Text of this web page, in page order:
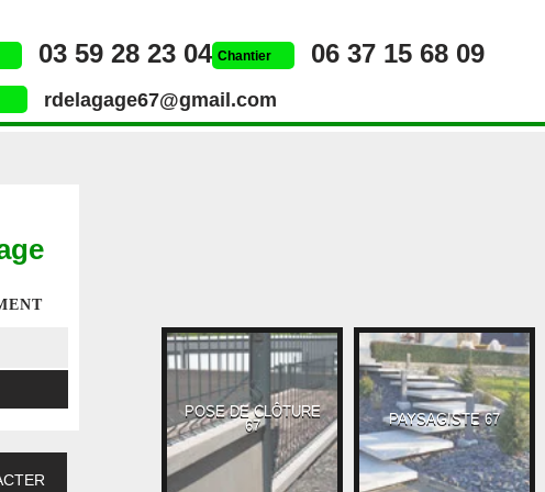
03 59 28 23 04 Chantier 06 37 15 68 09
rdelagage67@gmail.com
POSE DE CLÔTURE
67
PAYSAGISTE 67